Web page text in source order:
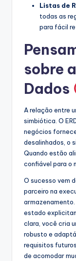
Listas de
todas as
para fácil
sobre
Dados
A relação entre
simbiótica. O
negócios
desalinhados, o
Quando estão
confiável para o
O sucesso vem
parceiro na
estado
clara, você cria
robusto e
requisitos
de acomodar